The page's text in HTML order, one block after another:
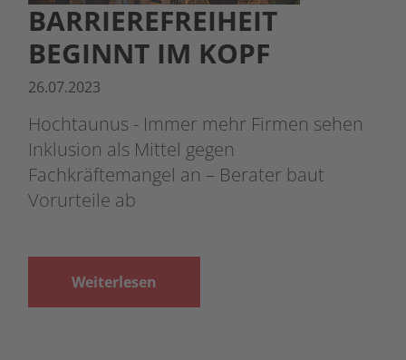
BARRIEREFREIHEIT
BEGINNT IM KOPF
26.07.2023
Hochtaunus - Immer mehr Firmen sehen
Inklusion als Mittel gegen
Fachkräftemangel an – Berater baut
Vorurteile ab
Weiterlesen